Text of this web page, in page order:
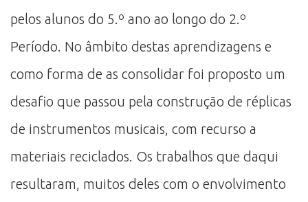
pelos alunos do 5.º ano ao longo do 2.º
Período. No âmbito destas aprendizagens e
como forma de as consolidar foi proposto um
desafio que passou pela construção de réplicas
de instrumentos musicais, com recurso a
materiais reciclados. Os trabalhos que daqui
resultaram, muitos deles com o envolvimento